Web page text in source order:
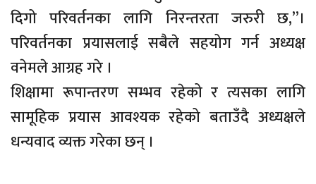
दिगो परिवर्तनका लागि निरन्तरता जरुरी छ,”।
परिवर्तनका प्रयासलाई सबैले सहयोग गर्न अध्यक्ष
वनेमले आग्रह गरे ।
शिक्षामा रूपान्तरण सम्भव रहेको र त्यसका लागि
सामूहिक प्रयास आवश्यक रहेको बताउँदै अध्यक्षले
धन्यवाद व्यक्त गरेका छन् ।